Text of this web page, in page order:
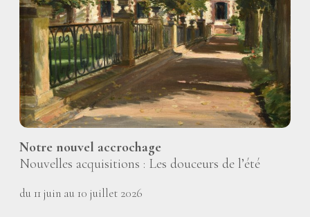
Notre nouvel accrochage
Nouvelles acquisitions : Les douceurs de l’été
du 11 juin au 10 juillet 2026